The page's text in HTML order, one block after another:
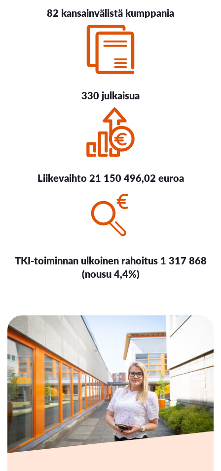
82 kansainvälistä kumppania
330 julkaisua
Liikevaihto 21 150 496,02 euroa
TKI-toiminnan ulkoinen rahoitus 1 317 868
(nousu 4,4%)